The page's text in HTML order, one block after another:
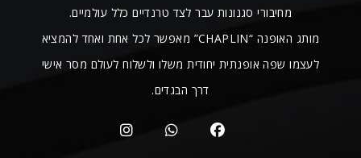
מחיבורי סגנונות עבר לצד טרנדיים כלל עולמיים.
מותג האופנה “CHAPLIN” מאפשר לכל אחת ואחד להמציא
לעצמו שפה אופנתית יחודית משלו ולשלוח לעולם מסר אישי
דרך הבגדים.